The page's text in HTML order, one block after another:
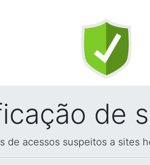
de
de acessos suspeitos a sites